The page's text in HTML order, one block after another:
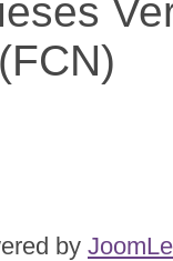
(FCN)
by